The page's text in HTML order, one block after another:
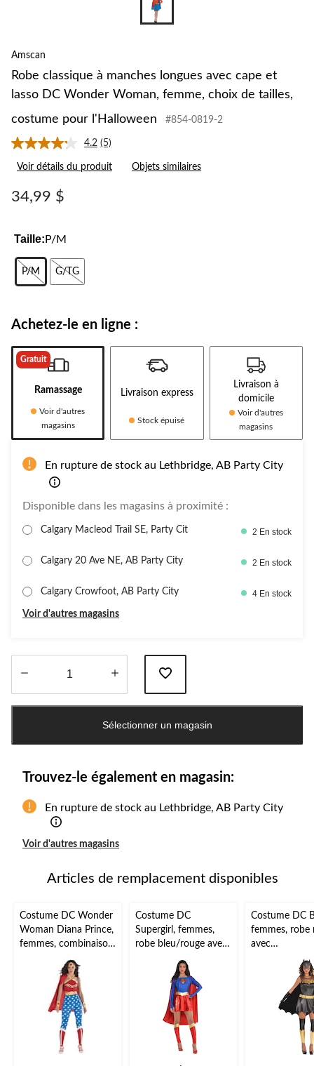
Amscan
Robe classique à manches longues avec cape et
lasso DC Wonder Woman, femme, choix de tailles,
costume pour l'Halloween
#854-0819-2
4.2 Lire
les
5
(5)
Voir détails du produit Objets similaires
34,99 $
Taille: P/M
P/M G/TG
Achetez-le en ligne :
Gratuit
Ramassage
Voir d'autres
magasins
Livraison express
Stock épuisé
Livraison à
domicile
Voir d'autres
magasins
En rupture de stock au Lethbridge, AB Party City
Disponible dans les magasins à proximité :
Calgary Macleod Trail SE, Party Cit 2 En stock
Calgary 20 Ave NE, AB Party City 2 En stock
Calgary Crowfoot, AB Party City 4 En stock
Voir d'autres magasins
Sélectionner un magasin
Trouvez-le également en magasin:
En rupture de stock au Lethbridge, AB Party City
Voir d'autres magasins
Articles de remplacement disponibles
Costume DC Wonder
Woman Diana Prince,
femmes, combinaison
rouge/bleu avec cape
et bandeau, tailles
Costume DC
Supergirl, femmes,
robe bleu/rouge avec
cape et jambières,
tailles variées
Costume DC
femmes, robe
avec
cape/
mbières,